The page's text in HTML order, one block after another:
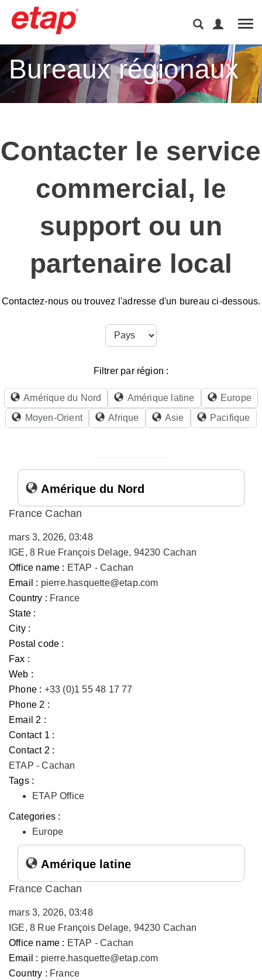
Bureaux régionaux
Contacter le service
commercial, le
support ou un
partenaire local
Contactez-nous ou trouvez l'adresse d'un bureau ci-dessous.
Filtrer par région :
Amérique du Nord Amérique latine
Europe
Moyen-Orient
Afrique Asie Pacifique
Amérique du Nord
France Cachan
mars 3, 2026, 03:48
IGE, 8 Rue François Delage, 94230 Cachan
Office name : ETAP - Cachan
Email : pierre.hasquette@etap.com
Country : France
State :
City :
Postal code :
Fax :
Web :
Phone : +33 (0)1 55 48 17 77
Phone 2 :
Email 2 :
Contact 1 :
Contact 2 :
ETAP - Cachan
Tags :
ETAP Office
Categories :
Europe
Amérique latine
France Cachan
mars 3, 2026, 03:48
IGE, 8 Rue François Delage, 94230 Cachan
Office name : ETAP - Cachan
Email : pierre.hasquette@etap.com
Country : France